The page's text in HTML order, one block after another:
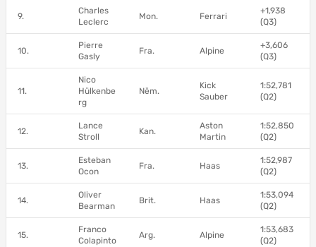
9.
Charles
Leclerc
Mon. Ferrari
+1,938
(Q3)
10.
Pierre
Gasly
Fra. Alpine
+3,606
(Q3)
11.
Nico
Hülkenbe
rg
Něm.
Kick
Sauber
1:52,781
(Q2)
12.
Lance
Stroll
Kan.
Aston
Martin
1:52,850
(Q2)
13.
Esteban
Ocon
Fra. Haas
1:52,987
(Q2)
14.
Oliver
Bearman
Brit. Haas
1:53,094
(Q2)
15.
Franco
Colapinto
Arg. Alpine
1:53,683
(Q2)